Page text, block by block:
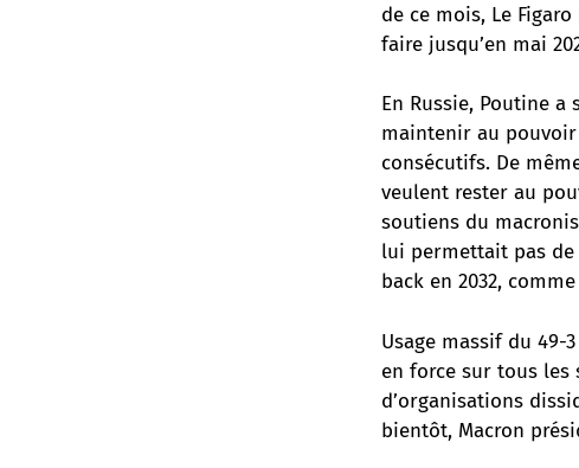
de ce mois, Le
faire jusqu’en mai
En Russie, Poutine
maintenir au pouvoir
consécutifs. De
veulent rester au
soutiens du
lui permettait pas de
back en 2032,
Usage massif du
en force sur tous
d’organisations
bientôt, Macron